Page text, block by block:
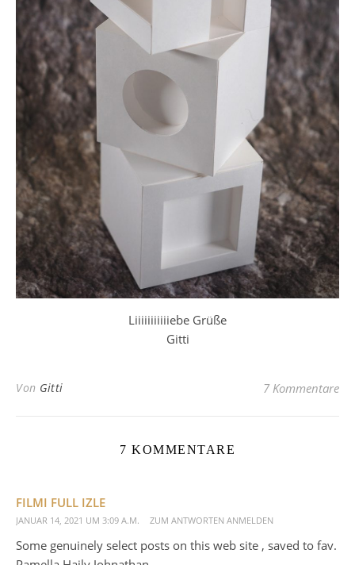
Liiiiiiiiiiiebe Grüße
Gitti
Von Gitti 7 Kommentare
7 KOMMENTARE
FILMI FULL IZLE
JANUAR 14, 2021 UM 3:09 A.M. ZUM ANTWORTEN ANMELDEN
Some genuinely select posts on this web site , saved to fav.